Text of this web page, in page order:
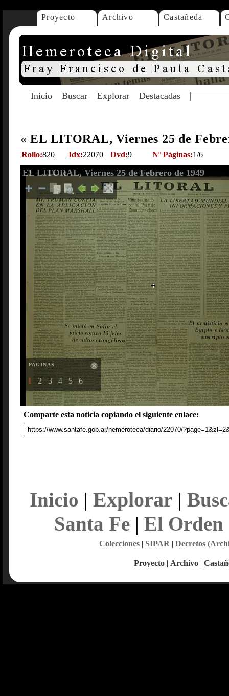
Proyecto Archivo Castañeda
Inicio Buscar Explorar Destacadas
« EL LITORAL, Viernes 25 de
Rollo:820 Idx:22070 Dvd:9 Nº Páginas:1/6
EL LITORAL, Viernes 25 de Febrero de 1949
PAGINAS
1 2 3 4 5 6
Comparte esta noticia copiando el siguiente enlace:
Inicio | Explorar |
Santa Fe| El Orden
Colecciones| SIPAR | Decretos
Proyecto | Archivo |